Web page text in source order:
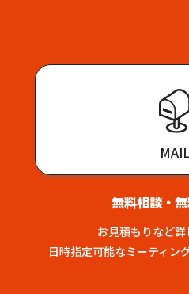
MAIL
無料相談・
お見積もりなど
日時指定可能なミーティン